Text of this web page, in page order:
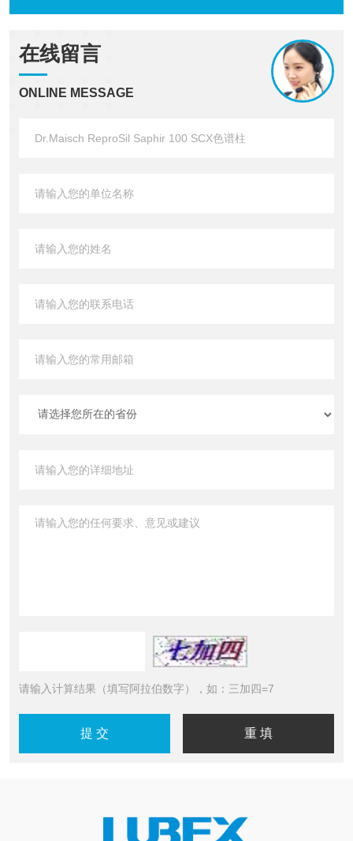
在线留言
ONLINE MESSAGE
请输入计算结果（填写阿拉伯数字），如：三加四=7